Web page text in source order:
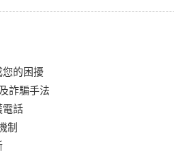
您的困擾
詐騙手法
電話
制